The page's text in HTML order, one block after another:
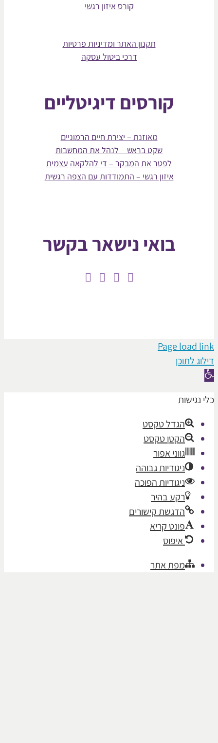
קורס איזון רגשי
תקנון האתר ומדיניות פרטיות
דרכי ביטול עסקה
קורסים דיגיטליים
מאוזנת – יצירת חיים הרמוניים
שקט בראש – לנהל את המחשבות
לפטר את המבקר – די להלקאה עצמית
איזון רגשי – התמודדות עם הצפה רגשית
בואי נישאר בקשר
Page
הגדל טקסט
הקטן טקסט
גווני אפור
ניגודיות גבוהה
ניגודיות הפוכה
רקע בהיר
הדגשת קישורים
פונט קריא
איפוס
מפת אתר